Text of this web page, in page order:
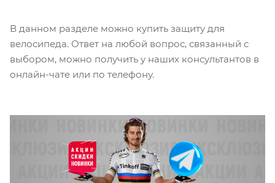
В данном разделе можно купить защиту для
велосипеда. Ответ на любой вопрос, связанный с
выбором, можно получить у наших консультантов в
онлайн-чате или по телефону.